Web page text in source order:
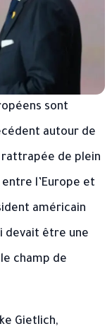
sont
autour de
rattrapée de plein
l’Europe et
américain
devait être une
champ de
Gietlich,